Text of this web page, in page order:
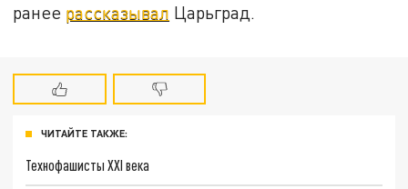
ранее рассказывал Царьград.
ЧИТАЙТЕ ТАКЖЕ:
Технофашисты XXI века